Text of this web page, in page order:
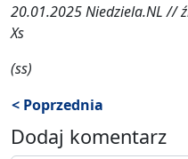
20.01.2025 Niedziela.NL //
Xs
(ss)
< Poprzednia
Dodaj komentarz